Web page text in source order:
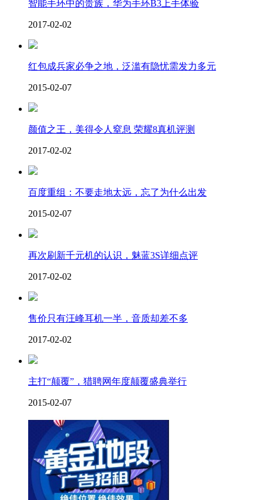
智能手环中的贵族，华为手环B3上手体验
2017-02-02
红包成兵家必争之地，泛滥有隐忧需发力多元
2015-02-07
颜值之王，美得令人窒息 荣耀8真机评测
2017-02-02
百度重组：不要走地太远，忘了为什么出发
2015-02-07
再次刷新千元机的认识，魅蓝3S详细点评
2017-02-02
售价只有汪峰耳机一半，音质却差不多
2017-02-02
主打“颠覆”，猎聘网年度颠覆盛典举行
2015-02-07